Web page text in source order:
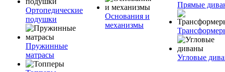
Ортопедические
подушки
Пружинные
матрасы
Основания и
механизмы
Прямые
Угловые